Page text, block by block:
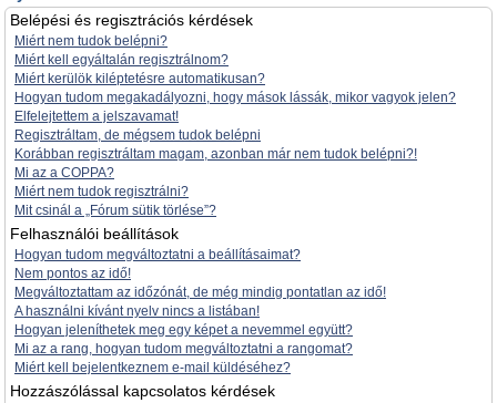
Belépési és regisztrációs kérdések
Miért nem tudok belépni?
Miért kell egyáltalán regisztrálnom?
Miért kerülök kiléptetésre automatikusan?
Hogyan tudom megakadályozni, hogy mások lássák, mikor vagyok jelen?
Elfelejtettem a jelszavamat!
Regisztráltam, de mégsem tudok belépni
Korábban regisztráltam magam, azonban már nem tudok belépni?!
Mi az a COPPA?
Miért nem tudok regisztrálni?
Mit csinál a „Fórum sütik törlése”?
Felhasználói beállítások
Hogyan tudom megváltoztatni a beállításaimat?
Nem pontos az idő!
Megváltoztattam az időzónát, de még mindig pontatlan az idő!
A használni kívánt nyelv nincs a listában!
Hogyan jeleníthetek meg egy képet a nevemmel együtt?
Mi az a rang, hogyan tudom megváltoztatni a rangomat?
Miért kell bejelentkeznem e-mail küldéséhez?
Hozzászólással kapcsolatos kérdések